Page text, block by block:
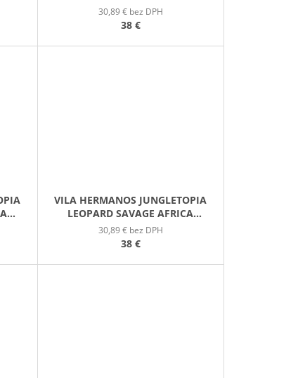
SVIEČKA 200G
30,89 € bez DPH
38 €
VILA HERMANOS JUNGLETOPIA
LEOPARD SAVAGE AFRICA
VONNÁ SVIEČKA 200G
30,89 € bez DPH
38 €